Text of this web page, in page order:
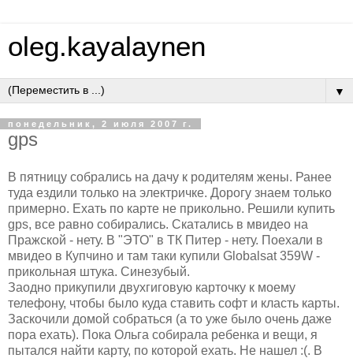
oleg.kayalaynen
▼
понедельник, 2 июля 2007 г.
gps
В пятницу собрались на дачу к родителям жены. Ранее
туда ездили только на электричке. Дорогу знаем только
примерно. Ехать по карте не прикольно. Решили купить
gps, все равно собирались. Скатались в мвидео на
Пражской - нету. В "ЭТО" в ТК Питер - нету. Поехали в
мвидео в Купчино и там таки купили Globalsat 359W -
прикольная штука. Синезубый.
Заодно прикупили двухгиговую карточку к моему
телефону, чтобы было куда ставить софт и класть карты.
Заскочили домой собраться (а то уже было очень даже
пора ехать). Пока Ольга собирала ребенка и вещи, я
пытался найти карту, по которой ехать. Не нашел :(. В